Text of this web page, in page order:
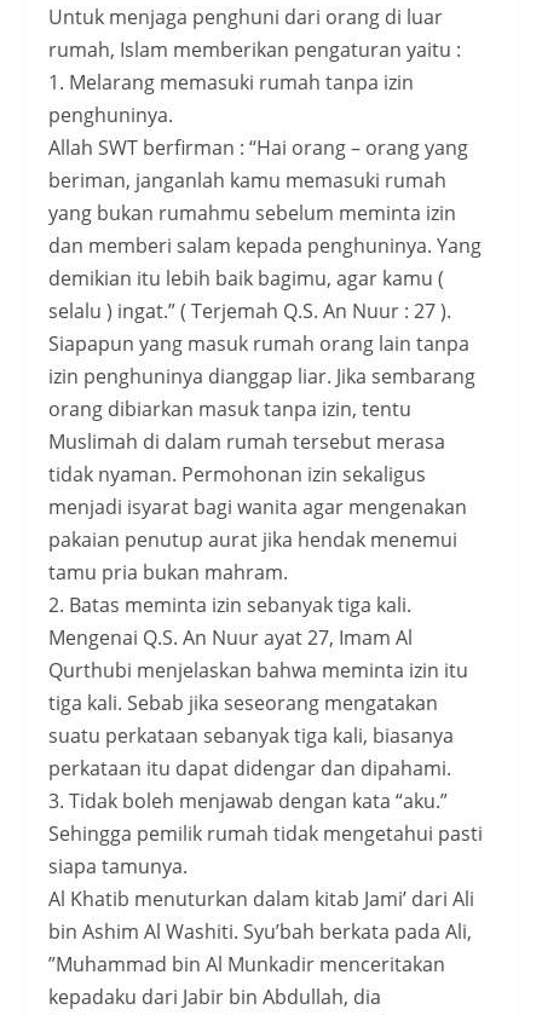
Untuk menjaga penghuni dari orang di luar
rumah, Islam memberikan pengaturan yaitu :
1. Melarang memasuki rumah tanpa izin
penghuninya.
Allah SWT berfirman : “Hai orang – orang yang
beriman, janganlah kamu memasuki rumah
yang bukan rumahmu sebelum meminta izin
dan memberi salam kepada penghuninya. Yang
demikian itu lebih baik bagimu, agar kamu (
selalu ) ingat.” ( Terjemah Q.S. An Nuur : 27 ).
Siapapun yang masuk rumah orang lain tanpa
izin penghuninya dianggap liar. Jika sembarang
orang dibiarkan masuk tanpa izin, tentu
Muslimah di dalam rumah tersebut merasa
tidak nyaman. Permohonan izin sekaligus
menjadi isyarat bagi wanita agar mengenakan
pakaian penutup aurat jika hendak menemui
tamu pria bukan mahram.
2. Batas meminta izin sebanyak tiga kali.
Mengenai Q.S. An Nuur ayat 27, Imam Al
Qurthubi menjelaskan bahwa meminta izin itu
tiga kali. Sebab jika seseorang mengatakan
suatu perkataan sebanyak tiga kali, biasanya
perkataan itu dapat didengar dan dipahami.
3. Tidak boleh menjawab dengan kata “aku.”
Sehingga pemilik rumah tidak mengetahui pasti
siapa tamunya.
Al Khatib menuturkan dalam kitab Jami’ dari Ali
bin Ashim Al Washiti. Syu’bah berkata pada Ali,
”Muhammad bin Al Munkadir menceritakan
kepadaku dari Jabir bin Abdullah, dia